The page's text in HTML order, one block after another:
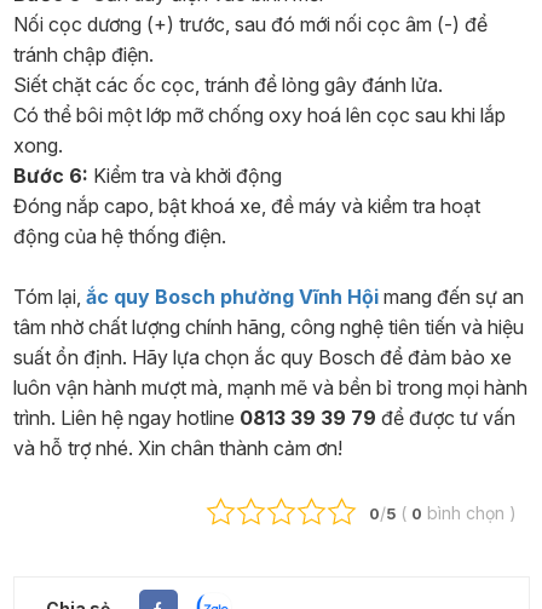
Nối cọc dương (+) trước, sau đó mới nối cọc âm (-) để
tránh chập điện.
Siết chặt các ốc cọc, tránh để lỏng gây đánh lửa.
Có thể bôi một lớp mỡ chống oxy hoá lên cọc sau khi lắp
xong.
Bước 6: Kiểm tra và khởi động
Đóng nắp capo, bật khoá xe, đề máy và kiểm tra hoạt
động của hệ thống điện.
Tóm lại, ắc quy Bosch phường Vĩnh Hộimang đến sự an
tâm nhờ chất lượng chính hãng, công nghệ tiên tiến và hiệu
suất ổn định. Hãy lựa chọn ắc quy Bosch để đảm bảo xe
luôn vận hành mượt mà, mạnh mẽ và bền bỉ trong mọi hành
trình. Liên hệ ngay hotline 0813 39 39 79 để được tư vấn
và hỗ trợ nhé. Xin chân thành cảm ơn!
0/5 ( 0 bình chọn )